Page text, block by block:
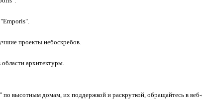
"Emporis".
проекты небоскребов.
архитектуры.
высотным домам, их поддержкой и раскруткой, обращайтесь в